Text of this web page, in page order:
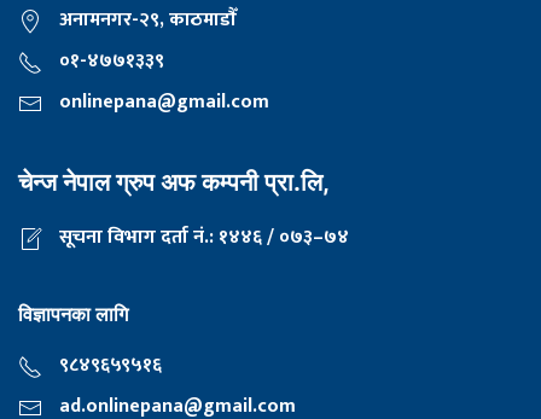
अनामनगर-२९, काठमाडाैँ
०१-४७७१३३९
onlinepana@gmail.com
चेन्ज नेपाल ग्रुप अफ कम्पनी प्रा.लि,
सूचना विभाग दर्ता नं.: १४४६ / ०७३–७४
विज्ञापनका लागि
९८४९६५९५१६
ad.onlinepana@gmail.com